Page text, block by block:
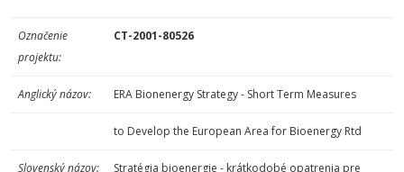
Označenie
projektu:
CT-2001-80526
Anglický názov: ERA Bionenergy Strategy - Short Term Measures
to Develop the European Area for Bioenergy Rtd
Slovenský názov:
Stratégia bioenergie - krátkodobé opatrenia pre